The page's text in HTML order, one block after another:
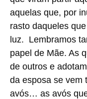
aquelas que, por
rasto daqueles
luz. Lembramos
papel de Mãe. As
de outros e
da esposa se vem
avós… as avós